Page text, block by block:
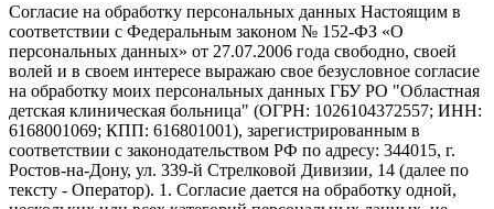
Согласие на обработку персональных данных Настоящим в
соответствии с Федеральным законом № 152-ФЗ «О
персональных данных» от 27.07.2006 года свободно, своей
волей и в своем интересе выражаю свое безусловное согласие
на обработку моих персональных данных ГБУ РО "Областная
детская клиническая больница" (ОГРН: 1026104372557; ИНН:
6168001069; КПП: 616801001), зарегистрированным в
соответствии с законодательством РФ по адресу: 344015, г.
Ростов-на-Дону, ул. 339-й Стрелковой Дивизии, 14 (далее по
тексту - Оператор). 1. Согласие дается на обработку одной,